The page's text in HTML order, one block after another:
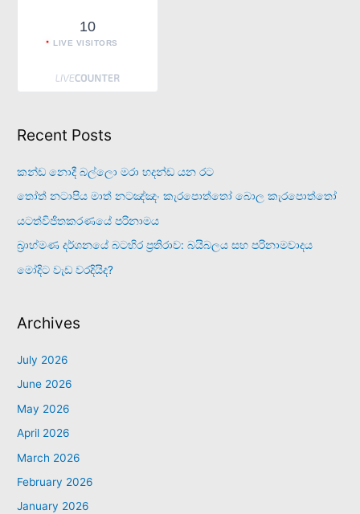
10
LIVE VISITORS
Recent Posts
කන්ඩ නොදී බල්ලො මරා හදන්ඩ යන රට
තෝත් නටාපිය මාත් නටඤ්ඤං කැරපොත්තෝ බොල කැරපොත්තෝ
යටත්විජිතකරණයේ පරිනාමය
බ්‍රාහ්මණ දර්ශනයේ බටහිර ප්‍රතිරාව: බයිබලය සහ පරිනාමවාදය
මෝදිට වැඩ වරදියිද?
Archives
July 2026
June 2026
May 2026
April 2026
March 2026
February 2026
January 2026